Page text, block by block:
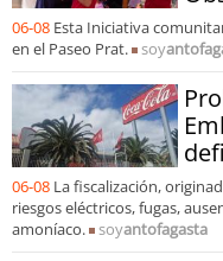
06-08 Esta Iniciativa
en el Paseo Prat.
soy
06-08 La fiscalización,
riesgos eléctricos, fugas,
amoníaco.
soyantofagasta